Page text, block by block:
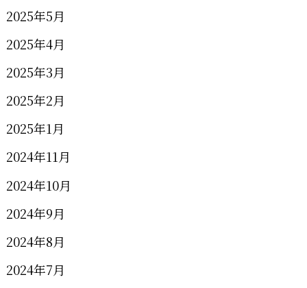
2025年5月
2025年4月
2025年3月
2025年2月
2025年1月
2024年11月
2024年10月
2024年9月
2024年8月
2024年7月